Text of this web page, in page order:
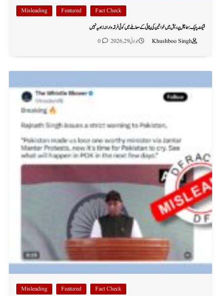
Fact Check
Featured
Misleading
فیکٹ چیک: ہماچل پردیش میں خواتین کی پٹائی کے معاملے میں کوئی فرقہ وارانہ زاویہ نہیں
Khushboo Singh
جولائی 29, 2026 0
Fact Check
Featured
Misleading